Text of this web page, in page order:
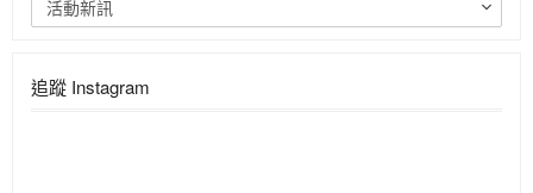
活動新訊
追蹤 Instagram